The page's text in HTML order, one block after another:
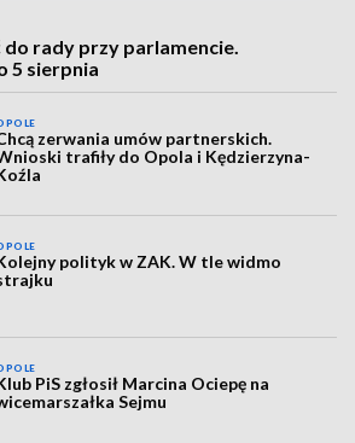
do rady przy parlamencie.
5 sierpnia
zerwania umów partnerskich.
trafiły do Opola i Kędzierzyna-
polityk w ZAK. W tle widmo
PiS zgłosił Marcina Ociepę na
Sejmu